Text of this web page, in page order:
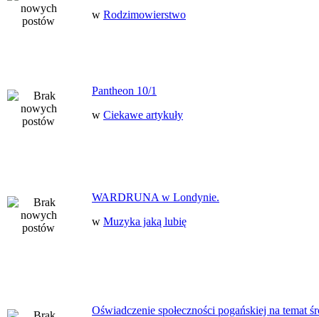
w Rodzimowierstwo
Pantheon 10/1
w Ciekawe artykuły
WARDRUNA w Londynie.
w Muzyka jaką lubię
Oświadczenie społeczności pogańskiej na temat